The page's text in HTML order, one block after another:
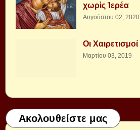
χωρὶς Ἱερέα
Αυγούστου 02, 2020
Οι
Μαρτίου 03, 2019
Ακολουθείστε μας